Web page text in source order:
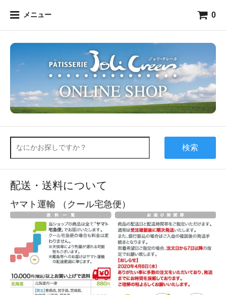
メニュー 0
検索
配送・送料について
ヤマト運輸 （クール宅急便）